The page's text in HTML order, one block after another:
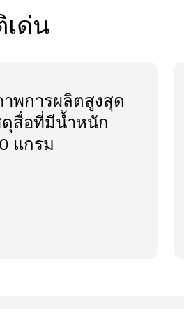
ด่น
พการผลิตสูงสุด
สื่อที่มีน้ำหนัก
แกรม